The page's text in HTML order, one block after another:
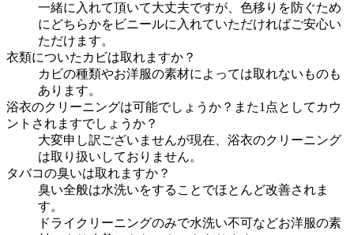
一緒に入れて頂いて大丈夫ですが、色移りを防ぐため
にどちらかをビニールに入れていただければご安心い
ただけます。
衣類についたカビは取れますか？
カビの種類やお洋服の素材によっては取れないものも
あります。
浴衣のクリーニングは可能でしょうか？また1点としてカウ
ントされますでしょうか？
大変申し訳ございませんが現在、浴衣のクリーニング
は取り扱いしておりません。
タバコの臭いは取れますか？
臭い全般は水洗いをすることでほとんど改善されま
す。
ドライクリーニングのみで水洗い不可などお洋服の素